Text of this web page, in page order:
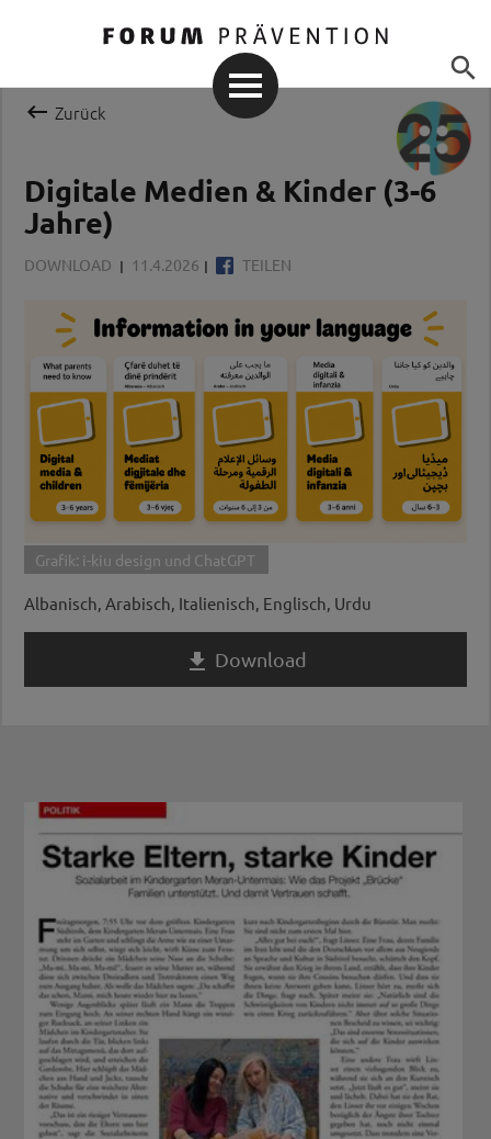

 Zurück
Digitale Medien & Kinder (3-6
Jahre)
DOWNLOAD 11.4.2026 TEILEN
Grafik: i-kiu design und ChatGPT
Albanisch, Arabisch, Italienisch, Englisch, Urdu
 Download